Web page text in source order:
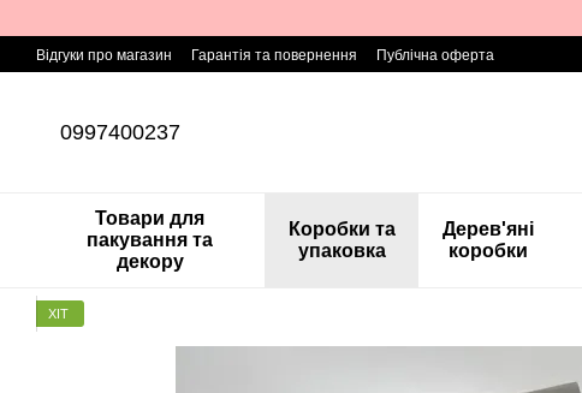
Відгуки про магазин Гарантія та повернення Публічна оферта
0997400237
Товари для
пакування та
декору
Коробки та
упаковка
Дерев'яні
коробки
ХІТ